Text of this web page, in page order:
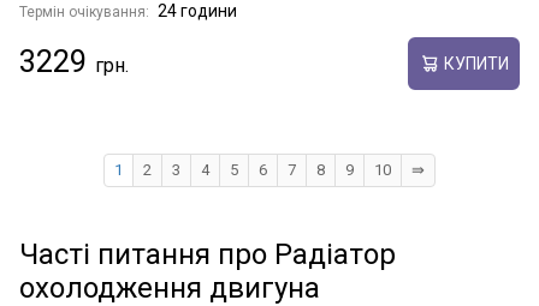
Термін очікування: 24 години
3229 КУПИТИ
1 2 3 4 5 6 7 8 9 10 ⇛
Часті питання про Радіатор
охолодження двигуна